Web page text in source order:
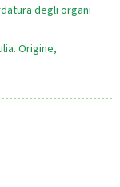
degli organi
Origine,